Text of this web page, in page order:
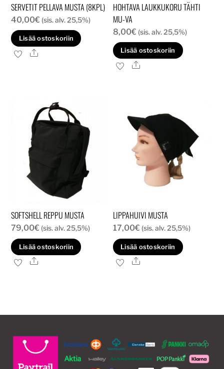
SERVETIT PELLAVA MUSTA (8KPL)
40,00€ (sis. alv. 25,5%)
Lisää ostoskoriin
Ale
HOHTAVA LAUKKUKORU TÄHTI
MU-VA
8,00€ (sis. alv. 25,5%)
Lisää ostoskoriin
Ale
SOFTSHELL REPPU MUSTA
79,00€ (sis. alv. 25,5%)
Lisää ostoskoriin
Ale
LIPPAHUIVI MUSTA
17,00€ (sis. alv. 25,5%)
Lisää ostoskoriin
Ale